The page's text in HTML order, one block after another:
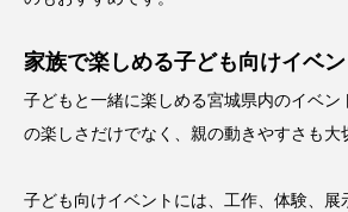
家族で楽しめる子ども向けイベン
子どもと一緒に楽しめる宮城県内のイベン
の楽しさだけでなく、親の動きやすさも大
子ども向けイベントには、工作、体験、展